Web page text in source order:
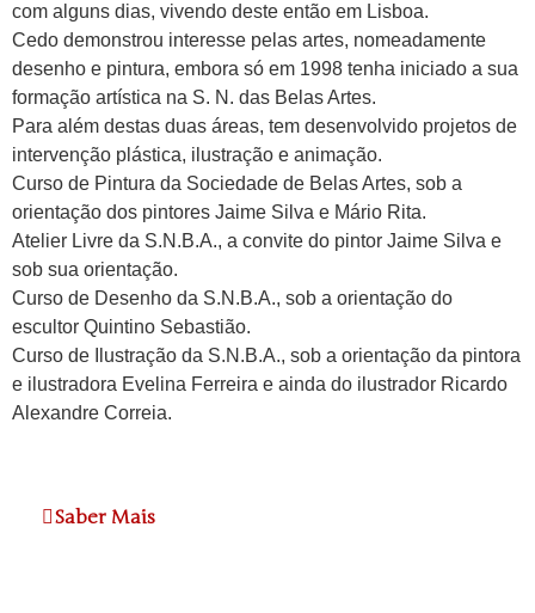
com alguns dias, vivendo deste então em Lisboa.
Cedo demonstrou interesse pelas artes, nomeadamente
desenho e pintura, embora só em 1998 tenha iniciado a sua
formação artística na S. N. das Belas Artes.
Para além destas duas áreas, tem desenvolvido projetos de
intervenção plástica, ilustração e animação.
Curso de Pintura da Sociedade de Belas Artes, sob a
orientação dos pintores Jaime Silva e Mário Rita.
Atelier Livre da S.N.B.A., a convite do pintor Jaime Silva e
sob sua orientação.
Curso de Desenho da S.N.B.A., sob a orientação do
escultor Quintino Sebastião.
Curso de Ilustração da S.N.B.A., sob a orientação da pintora
e ilustradora Evelina Ferreira e ainda do ilustrador Ricardo
Alexandre Correia.
Saber Mais